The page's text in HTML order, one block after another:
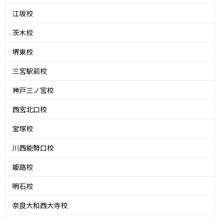
江坂校
茨木校
堺東校
三宮駅前校
神戸三ノ宮校
西宮北口校
宝塚校
川西能勢口校
姫路校
明石校
奈良大和西大寺校